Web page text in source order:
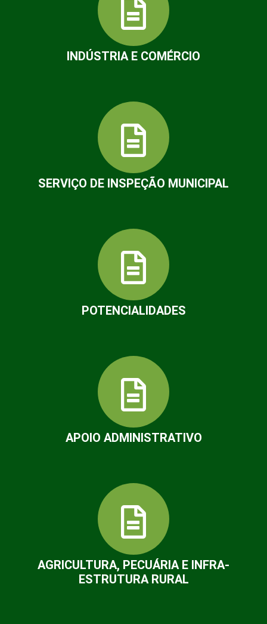
INDÚSTRIA E COMÉRCIO
SERVIÇO DE INSPEÇÃO MUNICIPAL
POTENCIALIDADES
APOIO ADMINISTRATIVO
AGRICULTURA, PECUÁRIA E INFRA-
ESTRUTURA RURAL